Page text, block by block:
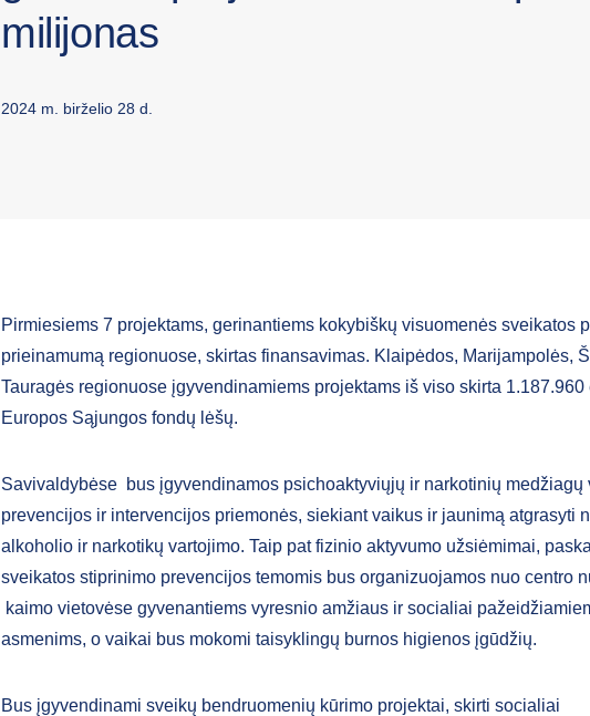
milijonas
2024 m. birželio 28 d.
Pirmiesiems 7 projektams, gerinantiems kokybiškų visuomenės sveikatos
prieinamumą regionuose, skirtas finansavimas. Klaipėdos, Marijampolės,
Tauragės regionuose įgyvendinamiems projektams iš viso skirta 1.187.960
Europos Sąjungos fondų lėšų.
Savivaldybėse bus įgyvendinamos psichoaktyviųjų ir narkotinių medžiagų
prevencijos ir intervencijos priemonės, siekiant vaikus ir jaunimą atgrasyti
alkoholio ir narkotikų vartojimo. Taip pat fizinio aktyvumo užsiėmimai,
sveikatos stiprinimo prevencijos temomis bus organizuojamos nuo centro
kaimo vietovėse gyvenantiems vyresnio amžiaus ir socialiai
asmenims, o vaikai bus mokomi taisyklingų burnos higienos įgūdžių.
Bus įgyvendinami sveikų bendruomenių kūrimo projektai, skirti socialiai